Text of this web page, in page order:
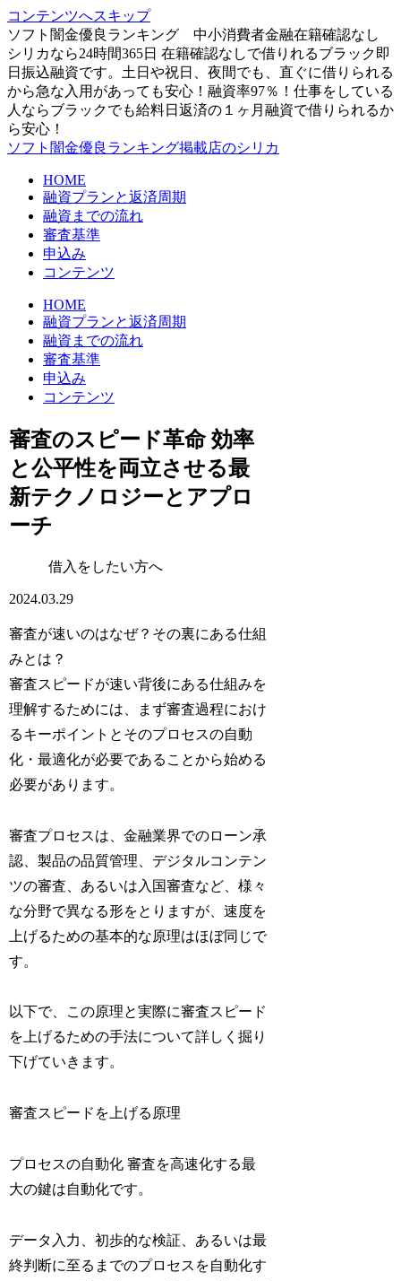
コンテンツへスキップ
ソフト闇金優良ランキング 中小消費者金融在籍確認なし
シリカなら24時間365日 在籍確認なしで借りれるブラック即
日振込融資です。土日や祝日、夜間でも、直ぐに借りられる
から急な入用があっても安心！融資率97％！仕事をしている
人ならブラックでも給料日返済の１ヶ月融資で借りられるか
ら安心！
ソフト闇金優良ランキング掲載店のシリカ
HOME
融資プランと返済周期
融資までの流れ
審査基準
申込み
コンテンツ
HOME
融資プランと返済周期
融資までの流れ
審査基準
申込み
コンテンツ
審査のスピード革命 効率
と公平性を両立させる最
新テクノロジーとアプロ
ーチ
借入をしたい方へ
2024.03.29
審査が速いのはなぜ？その裏にある仕組
みとは？
審査スピードが速い背後にある仕組みを
理解するためには、まず審査過程におけ
るキーポイントとそのプロセスの自動
化・最適化が必要であることから始める
必要があります。
審査プロセスは、金融業界でのローン承
認、製品の品質管理、デジタルコンテン
ツの審査、あるいは入国審査など、様々
な分野で異なる形をとりますが、速度を
上げるための基本的な原理はほぼ同じで
す。
以下で、この原理と実際に審査スピード
を上げるための手法について詳しく掘り
下げていきます。
審査スピードを上げる原理
プロセスの自動化 審査を高速化する最
大の鍵は自動化です。
データ入力、初歩的な検証、あるいは最
終判断に至るまでのプロセスを自動化す